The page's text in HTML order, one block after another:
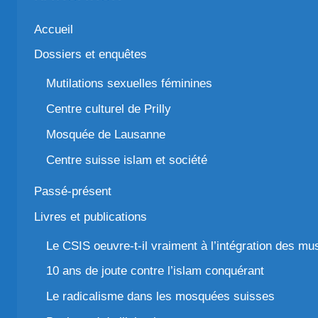
Accueil
Dossiers et enquêtes
Mutilations sexuelles féminines
Centre culturel de Prilly
Mosquée de Lausanne
Centre suisse islam et société
Passé-présent
Livres et publications
Le CSIS oeuvre-t-il vraiment à l’intégration des
10 ans de joute contre l’islam conquérant
Le radicalisme dans les mosquées suisses